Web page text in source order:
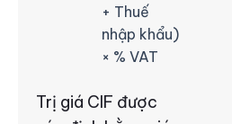
+ Thuế
nhập khẩu)
× % VAT
Trị giá CIF được